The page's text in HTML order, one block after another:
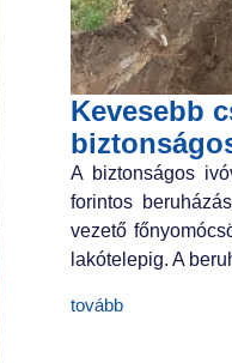
Kevesebb
A biztonságos
forintos
vezető
lakótelepig. A
tovább